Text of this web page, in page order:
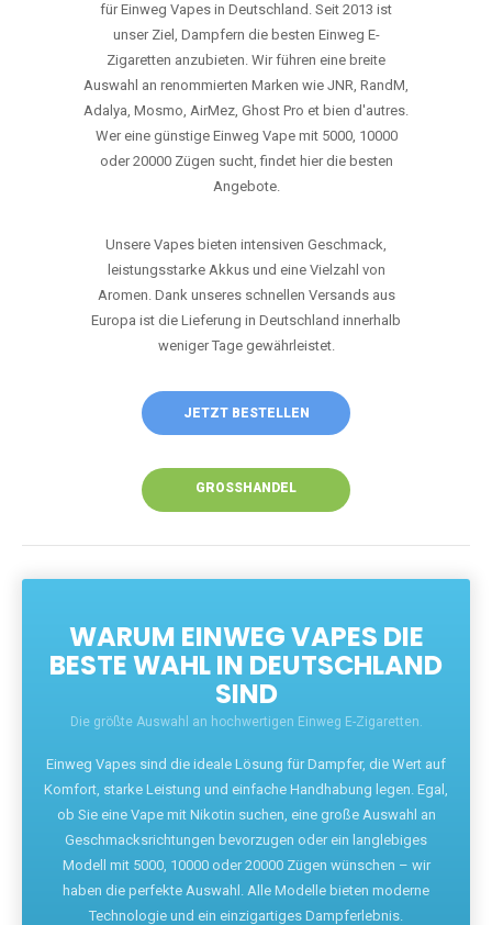
für Einweg Vapes in Deutschland. Seit 2013 ist
unser Ziel, Dampfern die besten Einweg E-
Zigaretten anzubieten. Wir führen eine breite
Auswahl an renommierten Marken wie JNR, RandM,
Adalya, Mosmo, AirMez, Ghost Pro et bien d'autres.
Wer eine günstige Einweg Vape mit 5000, 10000
oder 20000 Zügen sucht, findet hier die besten
Angebote.
Unsere Vapes bieten intensiven Geschmack,
leistungsstarke Akkus und eine Vielzahl von
Aromen. Dank unseres schnellen Versands aus
Europa ist die Lieferung in Deutschland innerhalb
weniger Tage gewährleistet.
JETZT BESTELLEN
GROSSHANDEL
WARUM EINWEG VAPES DIE
BESTE WAHL IN DEUTSCHLAND
SIND
Die größte Auswahl an hochwertigen Einweg E-Zigaretten.
Einweg Vapes sind die ideale Lösung für Dampfer, die Wert auf
Komfort, starke Leistung und einfache Handhabung legen. Egal,
ob Sie eine Vape mit Nikotin suchen, eine große Auswahl an
Geschmacksrichtungen bevorzugen oder ein langlebiges
Modell mit 5000, 10000 oder 20000 Zügen wünschen – wir
haben die perfekte Auswahl. Alle Modelle bieten moderne
Technologie und ein einzigartiges Dampferlebnis.